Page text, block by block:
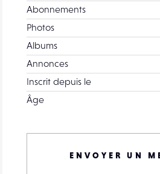
Abonnements
Photos
Albums
Annonces
Inscrit depuis le
Âge
ENVOYER UN